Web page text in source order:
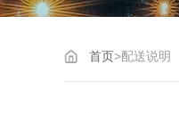
首页>配送说明